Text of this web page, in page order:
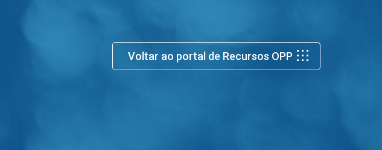
Voltar ao portal de Recursos OPP